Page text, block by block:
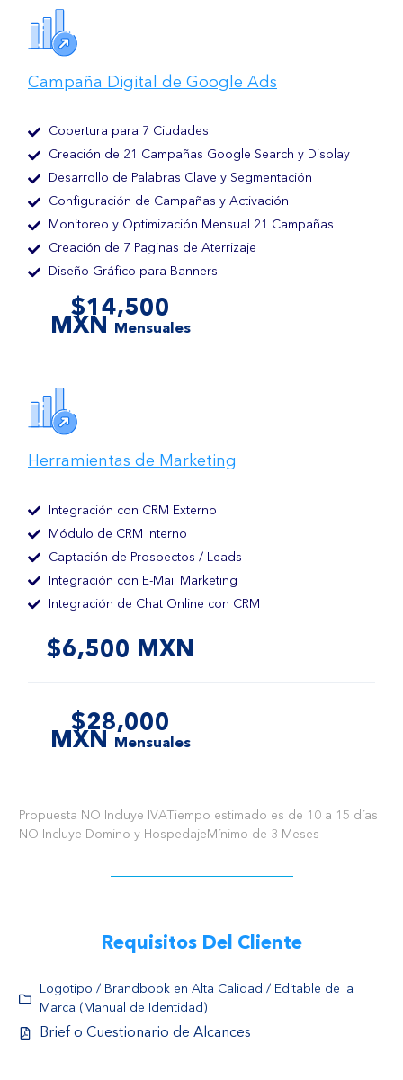
Campaña Digital de Google Ads
Cobertura para 7 Ciudades
Creación de 21 Campañas Google Search y Display
Desarrollo de Palabras Clave y Segmentación
Configuración de Campañas y Activación
Monitoreo y Optimización Mensual 21 Campañas
Creación de 7 Paginas de Aterrizaje
Diseño Gráfico para Banners
$14,500
MXN Mensuales
Herramientas de Marketing
Integración con CRM Externo
Módulo de CRM Interno
Captación de Prospectos / Leads
Integración con E-Mail Marketing
Integración de Chat Online con CRM
$6,500 MXN
$28,000
MXN Mensuales
Propuesta NO Incluye IVATiempo estimado es de 10 a 15 días
NO Incluye Domino y Hospedaje Mínimo de 3 Meses
Requisitos Del Cliente
Logotipo / Brandbook en Alta Calidad / Editable de la
Marca (Manual de Identidad)
Brief o Cuestionario de Alcances